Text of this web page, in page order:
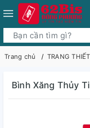
Trang chủ TRANG
Bình Xăng Thủy